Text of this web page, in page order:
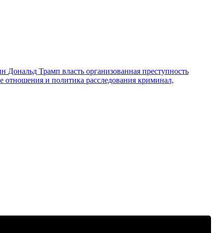
Дональд Трамп власть организованная преступность
отношения и политика расследования криминал,